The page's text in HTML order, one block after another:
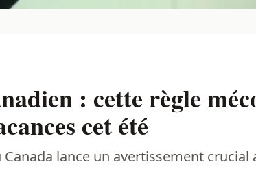
: cette règle
cet été
lance un avertissement crucial